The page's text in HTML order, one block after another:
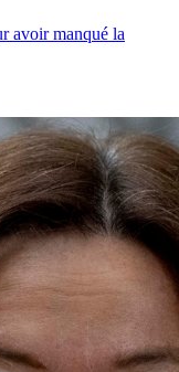
avoir manqué la